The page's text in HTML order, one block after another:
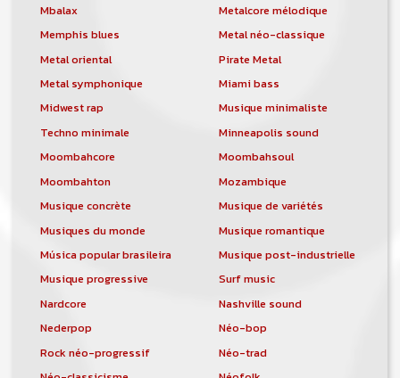
Mbalax
Metalcore mélodique
Memphis blues
Metal néo-classique
Metal oriental
Pirate Metal
Metal symphonique
Miami bass
Midwest rap
Musique minimaliste
Techno minimale
Minneapolis sound
Moombahcore
Moombahsoul
Moombahton
Mozambique
Musique concrète
Musique de variétés
Musiques du monde
Musique romantique
Música popular brasileira
Musique post-industrielle
Musique progressive
Surf music
Nardcore
Nashville sound
Nederpop
Néo-bop
Rock néo-progressif
Néo-trad